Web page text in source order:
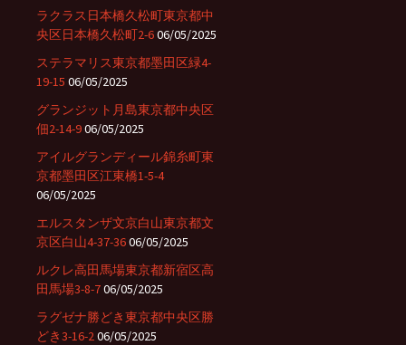
ラクラス日本橋久松町東京都中
央区日本橋久松町2-606/05/2025
ステラマリス東京都墨田区緑4-
19-15 06/05/2025
グランジット月島東京都中央区
佃2-14-906/05/2025
アイルグランディール錦糸町東
京都墨田区江東橋1-5-4
06/05/2025
エルスタンザ文京白山東京都文
京区白山4-37-3606/05/2025
ルクレ高田馬場東京都新宿区高
田馬場3-8-706/05/2025
ラグゼナ勝どき東京都中央区勝
どき3-16-206/05/2025